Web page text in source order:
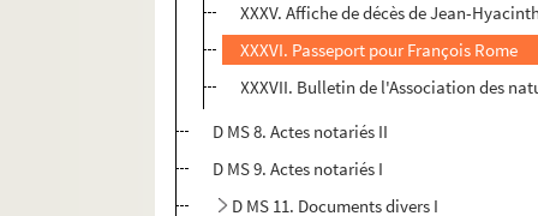
XXXV. Affiche de décès de Jean-
XXXVI. Passeport pour François Rome
XXXVII. Bulletin de l'Association des
D MS 8. Actes notariés II
D MS 9. Actes notariés I
D MS 11. Documents divers I